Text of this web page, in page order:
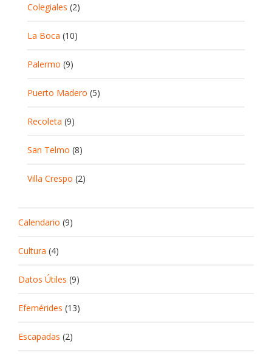
Colegiales (2)
La Boca (10)
Palermo (9)
Puerto Madero (5)
Recoleta (9)
San Telmo (8)
Villa Crespo (2)
Calendario (9)
Cultura (4)
Datos Útiles (9)
Efemérides (13)
Escapadas (2)